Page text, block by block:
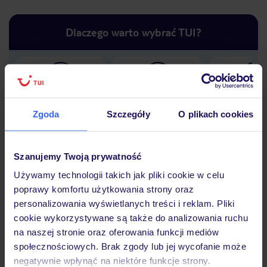
Zgoda Szczegóły O plikach cookies
Szanujemy Twoją prywatność
Używamy technologii takich jak pliki cookie w celu
poprawy komfortu użytkowania strony oraz
personalizowania wyświetlanych treści i reklam. Pliki
cookie wykorzystywane są także do analizowania ruchu
na naszej stronie oraz oferowania funkcji mediów
społecznościowych. Brak zgody lub jej wycofanie może
negatywnie wpłynąć na niektóre funkcje strony.
Dlaczego warto wybrać TUI?
Lider niskich cen
Największe biuro
30 lat w
Hotel
Opinie